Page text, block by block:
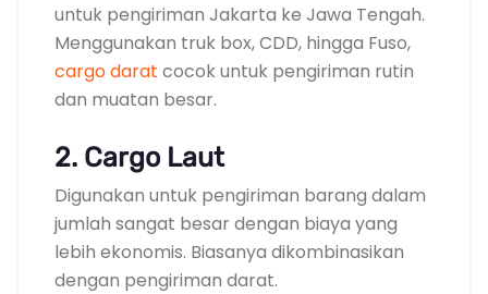
untuk pengiriman Jakarta ke Jawa Tengah.
Menggunakan truk box, CDD, hingga Fuso,
cargo darat cocok untuk pengiriman rutin
dan muatan besar.
2. Cargo Laut
Digunakan untuk pengiriman barang dalam
jumlah sangat besar dengan biaya yang
lebih ekonomis. Biasanya dikombinasikan
dengan pengiriman darat.